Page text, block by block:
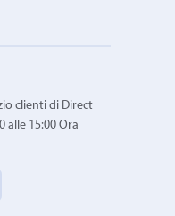
clienti di Direct
alle 15:00 Ora